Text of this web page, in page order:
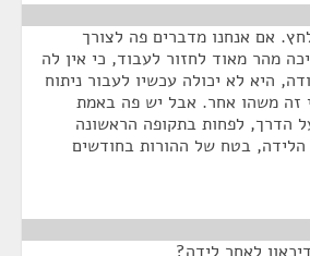
אם אנחנו מדברים פה לצורך
מהר מאוד לחזור לעבוד, כי אין לה
היא לא יכולה עכשיו לעבור ניתוח
זה משהו אחר. אבל יש פה באמת
הדרך, לפחות בתקופה הראשונה
בטח של ההורות בחודשים